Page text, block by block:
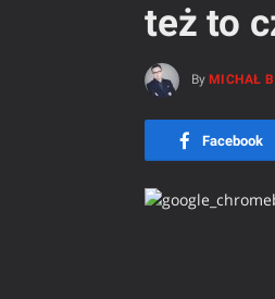
też to
By MICHAŁ
Facebook